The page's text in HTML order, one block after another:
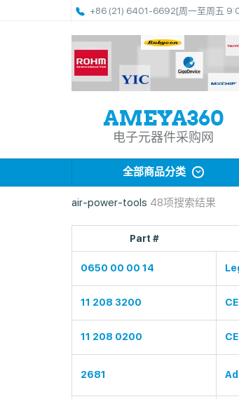
+86 (21) 6401-6692[周一至周五
电子元器件采购网
全部商品分类
air-power-tools 48项搜索结果
Part #
0650 00 00 14
11 208 3200
11 208 0200
2681